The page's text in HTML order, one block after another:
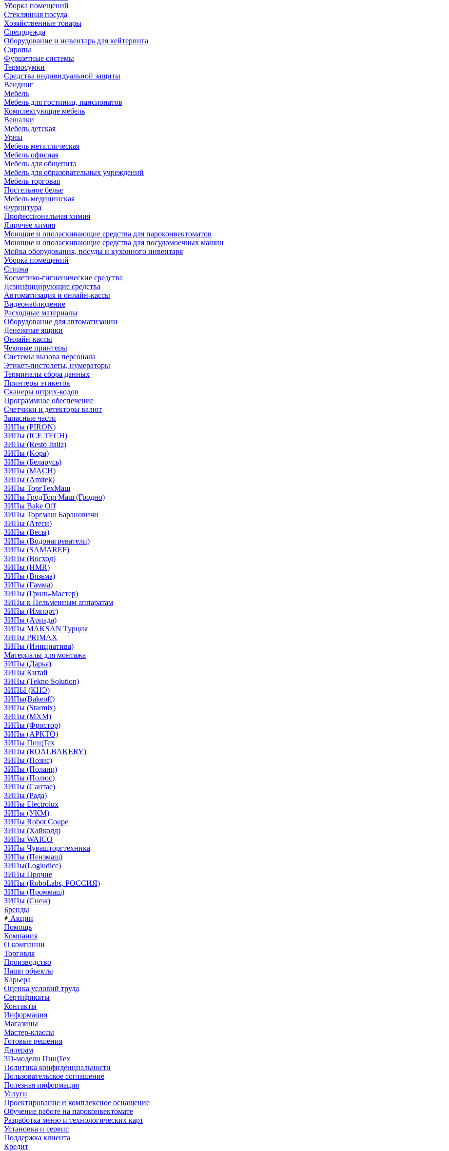
Уборка помещений
Стеклянная посуда
Хозяйственные товары
Спецодежда
Оборудование и инвентарь для кейтеринга
Сиропы
Фуршетные системы
Термосумки
Средства индивидуальной защиты
Вендинг
Мебель
Мебель для гостиниц, пансионатов
Комплектующие мебель
Вешалки
Мебель детская
Урны
Мебель металлическая
Мебель офисная
Мебель для общепита
Мебель для образовательных учреждений
Мебель торговая
Постельное белье
Мебель медицинская
Фурнитура
Профессиональная химия
Япрочее химия
Моющие и ополаскивающие средства для пароконвектоматов
Моющие и ополаскивающие средства для посудомоечных машин
Мойка оборудования, посуды и кухонного инвентаря
Уборка помещений
Стирка
Косметико-гигиенические средства
Дезинфицирующие средства
Автоматизация и онлайн-кассы
Видеонаблюдение
Расходные материалы
Оборудование для автоматизации
Денежные ящики
Онлайн-кассы
Чековые принтеры
Системы вызова персонала
Этикет-пистолеты, нумераторы
Терминалы сбора данных
Принтеры этикеток
Сканеры штрих-кодов
Программное обеспечение
Счетчики и детекторы валют
Запасные части
ЗИПы (PIRON)
ЗИПы (ICE TECH)
ЗИПы (Resto Italia)
ЗИПы (Kopa)
ЗИПы (Беларусь)
ЗИПы (MACH)
ЗИПы (Amitek)
ЗИПы ТоргТехМаш
ЗИПы ГродТоргМаш (Гродно)
ЗИПы Bake Off
ЗИПы Торгмаш Барановичи
ЗИПы (Атеси)
ЗИПы (Весы)
ЗИПы (Водонагреватели)
ЗИПы (SAMAREF)
ЗИПы (Восход)
ЗИПы (HMR)
ЗИПы (Вязьма)
ЗИПы (Гамма)
ЗИПы (Гриль-Мастер)
ЗИПы к Пельменным аппаратам
ЗИПы (Импорт)
ЗИПы (Ариада)
ЗИПы MAKSAN Турция
ЗИПы PRIMAX
ЗИПы (Инициатива)
Материалы для монтажа
ЗИПы (Дарья)
ЗИПы Китай
ЗИПы (Tekno Solution)
ЗИПЫ (КНЭ)
ЗИПы(Bakeoff)
ЗИПы (Starmix)
ЗИПы (МХМ)
ЗИПы (Фростор)
ЗИПы (АРКТО)
ЗИПы ПищТех
ЗИПы (ROALBAKERY)
ЗИПы (Позис)
ЗИПы (Полаир)
ЗИПы (Полюс)
ЗИПы (Сантас)
ЗИПы (Рада)
ЗИПы Electrolux
ЗИПы (УКМ)
ЗИПы Robot Coupe
ЗИПы (Хайколд)
ЗИПы WAICO
ЗИПы Чувашторгтехника
ЗИПы (Пензмаш)
ЗИПы(Logiudice)
ЗИПы Прочие
ЗИПы (RoboLabs, РОССИЯ)
ЗИПы (Проммаш)
ЗИПы (Снеж)
Бренды
Акции
Помощь
Компания
О компании
Торговля
Производство
Наши объекты
Карьера
Оценка условий труда
Сертификаты
Контакты
Информация
Магазины
Мастер-классы
Готовые решения
Дилерам
3D-модели ПищТех
Политика конфиденциальности
Пользовательское соглашение
Полезная информация
Услуги
Проектирование и комплексное оснащение
Обучение работе на пароконвектомате
Разработка меню и технологических карт
Установка и сервис
Поддержка клиента
Кредит